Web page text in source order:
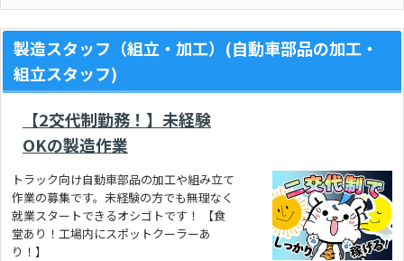
製造スタッフ（組立・加工）(自動車部品の加工・
組立スタッフ)
【2交代制勤務！】未経験
OKの製造作業
トラック向け自動車部品の加工や組み立て
作業の募集です。未経験の方でも無理なく
就業スタートできるオシゴトです！ 【食
堂あり！工場内にスポットクーラーあ
り！】